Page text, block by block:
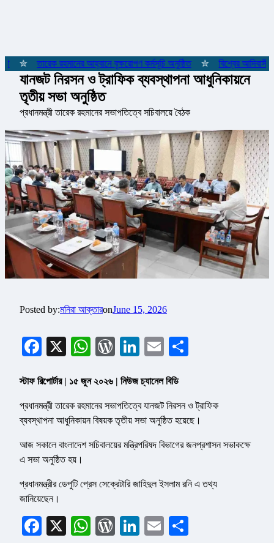
✮ তারেক রহমানের আহ্বানে বৃক্ষরোপণ কর্মসূচি অনুষ্ঠিত ✮ বিশ্বের আদিবাসী
যানজট নিরসন ও ট্রাফিক ব্যবস্থাপনা আধুনিকায়নে
তৃতীয় সভা অনুষ্ঠিত
প্রধানমন্ত্রী তারেক রহমানের সভাপতিত্বে সচিবালয়ে বৈঠক
Posted by:মনিরা আক্তারonJune 15, 2026
Facebook
X WhatsApp
WordPress
LinkedIn
Email
স্টাফ রিপোর্টার | ১৫ জুন ২০২৬ | নিউজ চ্যানেল বিডি
প্রধানমন্ত্রী তারেক রহমানের সভাপতিত্বে যানজট নিরসন ও ট্রাফিক
ব্যবস্থাপনা আধুনিকায়ন বিষয়ক তৃতীয় সভা অনুষ্ঠিত হয়েছে।
আজ সকালে বাংলাদেশ সচিবালয়ের মন্ত্রিপরিষদ বিভাগের জনপ্রশাসন সভাকক্ষে
এ সভা অনুষ্ঠিত হয়।
প্রধানমন্ত্রীর ডেপুটি প্রেস সেক্রেটারি জাহিদুল ইসলাম রনি এ তথ্য
জানিয়েছেন।
Facebook
X WhatsApp
WordPress
LinkedIn
Email